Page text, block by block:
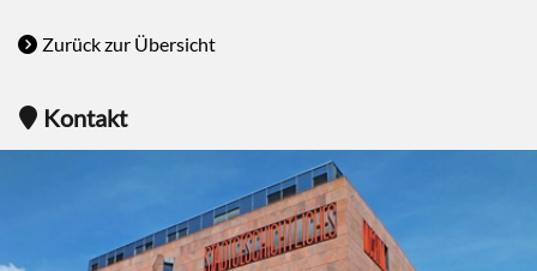
Zurück zur Übersicht
Kontakt